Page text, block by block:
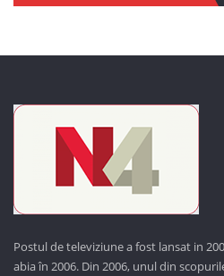
Postul de televiziune a fost lansat in
abia în 2006. Din 2006, unul din